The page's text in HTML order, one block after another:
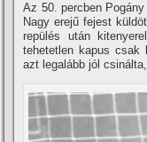
Az 50. percben
Nagy erejű fejest
repülés után
tehetetlen kapus
azt legalább jól